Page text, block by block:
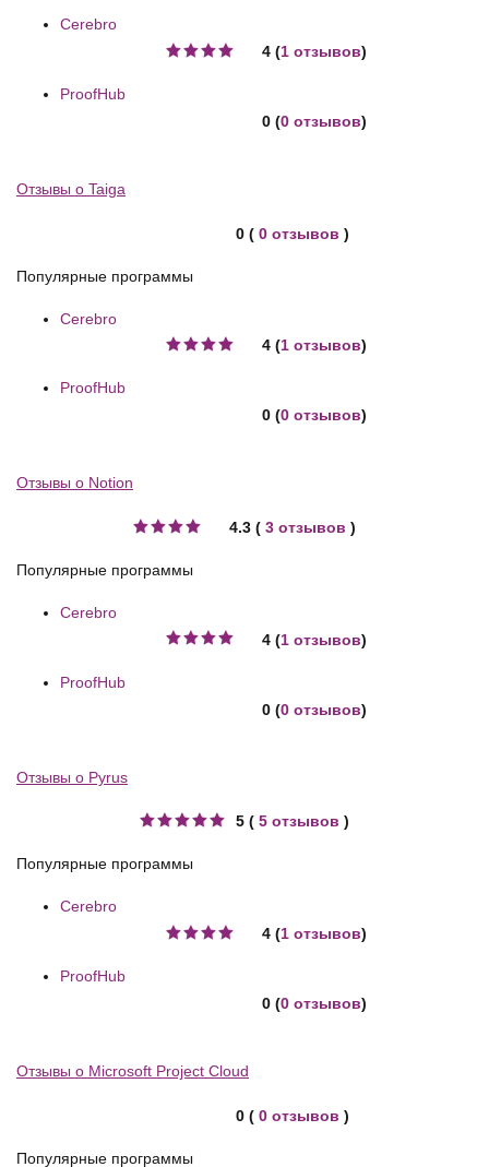
Cerebro
4 (1 отзывов)
ProofHub
0 (0 отзывов)
Отзывы о Taiga
0 ( 0 отзывов )
Популярные программы
Cerebro
4 (1 отзывов)
ProofHub
0 (0 отзывов)
Отзывы о Notion
4.3 ( 3 отзывов )
Популярные программы
Cerebro
4 (1 отзывов)
ProofHub
0 (0 отзывов)
Отзывы о Pyrus
5 ( 5 отзывов )
Популярные программы
Cerebro
4 (1 отзывов)
ProofHub
0 (0 отзывов)
Отзывы о Microsoft Project Cloud
0 ( 0 отзывов )
Популярные программы